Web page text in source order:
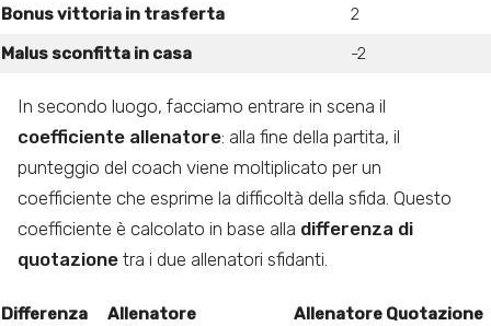
Bonus vittoria in trasferta
2
Malus sconfitta in casa
-2
In secondo luogo, facciamo entrare in scena il
coefficiente allenatore: alla fine della partita, il
punteggio del coach viene moltiplicato per un
coefficiente che esprime la difficoltà della sfida. Questo
coefficiente è calcolato in base alla differenza di
quotazione tra i due allenatori sfidanti.
Differenza
Allenatore
Allenatore Quotazione